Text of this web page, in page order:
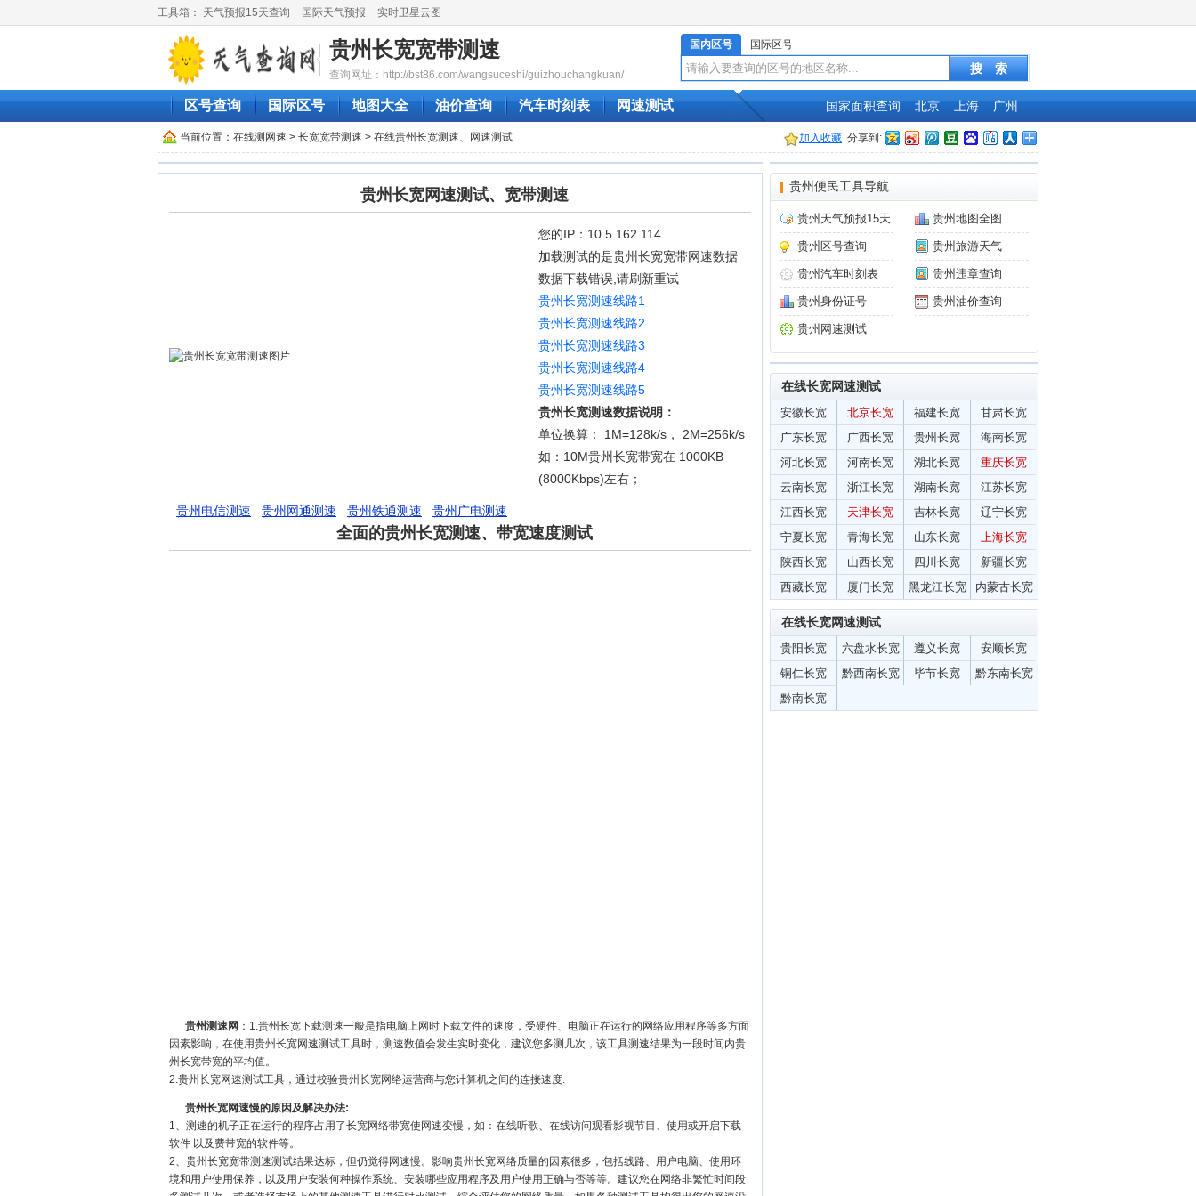
工具箱： 天气预报15天查询 国际天气预报 实时卫星云图
贵州长宽宽带测速
查询网址：http://bst86.com/wangsuceshi/guizhouchangkuan/
国内区号 国际区号
区号查询 国际区号 地图大全 油价查询 汽车时刻表 网速测试 国家面积查询 北京 上海 广州
当前位置： 在线测网速 > 长宽宽带测速 > 在线贵州长宽测速、网速测试 加入收藏 分享到:
贵州长宽网速测试、宽带测速
您的IP：10.5.162.114
加载测试的是贵州长宽宽带网速数据
数据下载错误,请刷新重试
贵州长宽测速线路1
贵州长宽测速线路2
贵州长宽测速线路3
贵州长宽测速线路4
贵州长宽测速线路5
贵州长宽测速数据说明：
单位换算： 1M=128k/s， 2M=256k/s
如：10M贵州长宽带宽在 1000KB
(8000Kbps)左右；
贵州电信测速 贵州网通测速 贵州铁通测速 贵州广电测速
全面的贵州长宽测速、带宽速度测试
贵州测速网 ：1.贵州长宽下载测速一般是指电脑上网时下载文件的速度，受硬件、电脑正在运行的网络应用程序等多方面
因素影响，在使用贵州长宽网速测试工具时，测速数值会发生实时变化，建议您多测几次，该工具测速结果为一段时间内贵
州长宽带宽的平均值。
2.贵州长宽网速测试工具，通过校验贵州长宽网络运营商与您计算机之间的连接速度.
贵州长宽网速慢的原因及解决办法:
1、测速的机子正在运行的程序占用了长宽网络带宽使网速变慢，如：在线听歌、在线访问观看影视节目、使用或开启下载
软件 以及费带宽的软件等。
2、贵州长宽宽带测速测试结果达标，但仍觉得网速慢。影响贵州长宽网络质量的因素很多，包括线路、用户电脑、使用环
境和用户使用保养，以及用户安装何种操作系统、安装哪些应用程序及用户使用正确与否等等。建议您在网络非繁忙时间段
贵州便民工具导航
贵州天气预报15天 贵州地图全图
贵州区号查询 贵州旅游天气
贵州汽车时刻表 贵州违章查询
贵州身份证号 贵州油价查询
贵州网速测试
在线长宽网速测试
安徽长宽 北京长宽 福建长宽
甘肃长宽
广东长宽
广西长宽 贵州长宽
海南长宽
河北长宽
河南长宽 湖北长宽
重庆长宽
云南长宽
浙江长宽 湖南长宽
江苏长宽
江西长宽
天津长宽 吉林长宽
辽宁长宽
宁夏长宽
青海长宽 山东长宽
上海长宽
陕西长宽
山西长宽 四川长宽
新疆长宽
西藏长宽
厦门长宽 黑龙江长宽 内蒙古长宽
在线长宽网速测试
贵阳长宽 六盘水长宽 遵义长宽
安顺长宽
铜仁长宽
黔西南长宽 毕节长宽
黔东南长宽
黔南长宽